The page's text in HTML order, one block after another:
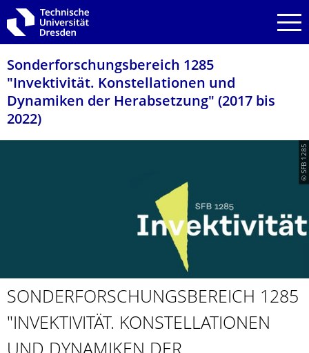
Zur Hauptnavigation springen
Zur Suche springen
Zum Inhalt springen
Sonderforschungs­bereich 1285
"Invektivität. Konstellationen und
Dynamiken der Herabsetzung" (2017 bis
2022)
© SFB 1285
SONDERFOR­SCHUNGSBE­REICH 1285
"INVEKTIVITÄT. KONSTELLATIO­NEN